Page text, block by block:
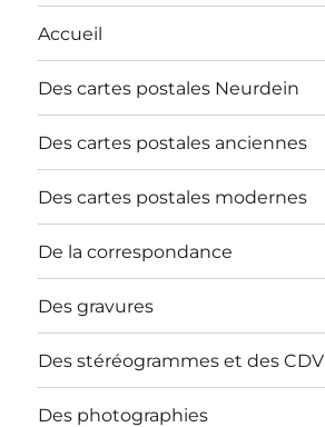
Accueil
Des cartes postales Neurdein
Des cartes postales anciennes
Des cartes postales modernes
De la correspondance
Des gravures
Des stéréogrammes et des CDV
Des photographies